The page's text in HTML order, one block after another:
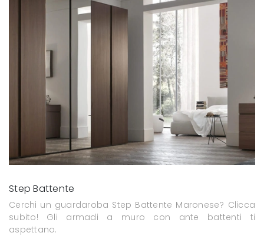
Step Battente
Cerchi un guardaroba Step Battente Maronese? Clicca
subito! Gli armadi a muro con ante battenti ti
aspettano.